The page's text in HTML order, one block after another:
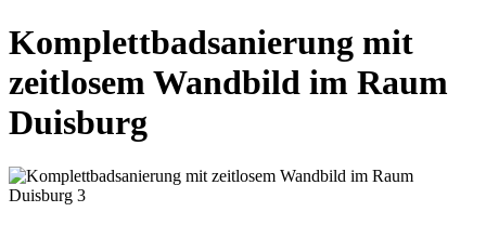
Komplettbadsanierung mit
zeitlosem Wandbild im Raum
Duisburg